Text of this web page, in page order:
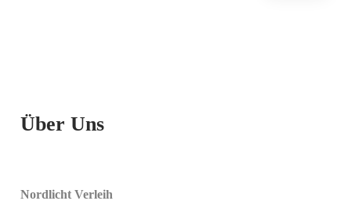
Über Uns
Nordlicht Verleih